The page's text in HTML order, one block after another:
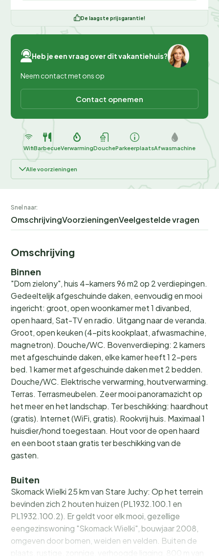
De laagste prijsgarantie!
Heb je een vraag over dit vakantiehuis?
Neem contact met ons op
Contact opnemen
WifiBarbecueVerwarmingDoucheParkeerplaatsAfwasmachine
Alle voorzieningen
Snel naar:
OmschrijvingVoorzieningenVeelgestelde vragen
Omschrijving
Binnen
"Dom zielony", huis 4-kamers 96 m2 op 2 verdiepingen.
Gedeeltelijk afgeschuinde daken, eenvoudig en mooi
ingericht: groot, open woonkamer met 1 divanbed,
open haard, Sat-TV en radio. Uitgang naar de veranda.
Groot, open keuken (4-pits kookplaat, afwasmachine,
magnetron). Douche/WC. Bovenverdieping: 2 kamers
met afgeschuinde daken, elke kamer heeft 1 2-pers
bed. 1 kamer met afgeschuinde daken met 2 bedden.
Douche/WC. Elektrische verwarming, houtverwarming.
Terras. Terrasmeubelen. Zeer mooi panoramazicht op
het meer en het landschap. Ter beschikking: haardhout
(gratis). Internet (WiFi, gratis). Rookvrij huis. Maximaal 1
huisdier/hond toegestaan. Hout voor de open haard
en een boot staan gratis ter beschikking van de
gasten.
Buiten
Skomack Wielki 25 km van Stare Juchy: Op het terrein
bevinden zich 2 houten huizen (PL1932.100.1 en
PL1932.100.2). Er geldt voor elk mooi, gezellige
eengezinswoning "Skomack Wielki", bouwjaar 2008,
omgeven door bomen, weiden en velden. Buiten de
plaats, rustige, zonnige, verhoogde ligging, 800 m van